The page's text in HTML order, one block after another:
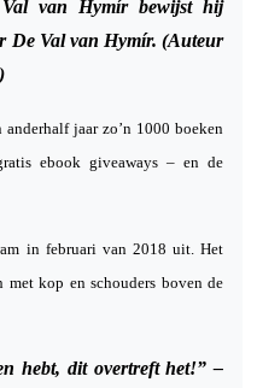
van Hymírbewijst hij
De Val van Hymír. (Auteur
jaar zo’n 1000 boeken
ebook giveaways – en de
in februari van 2018 uit. Het
met kop en schouders boven de
hebt, dit overtreft het!” –